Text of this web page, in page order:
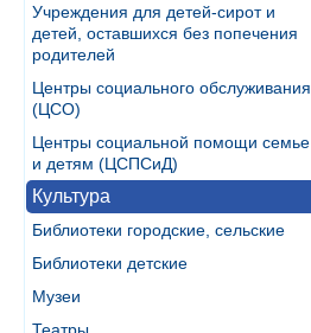
Учреждения для детей-сирот и
детей, оставшихся без попечения
родителей
Центры социального обслуживания
(ЦСО)
Центры социальной помощи семье
и детям (ЦСПСиД)
Культура
Библиотеки городские, сельские
Библиотеки детские
Музеи